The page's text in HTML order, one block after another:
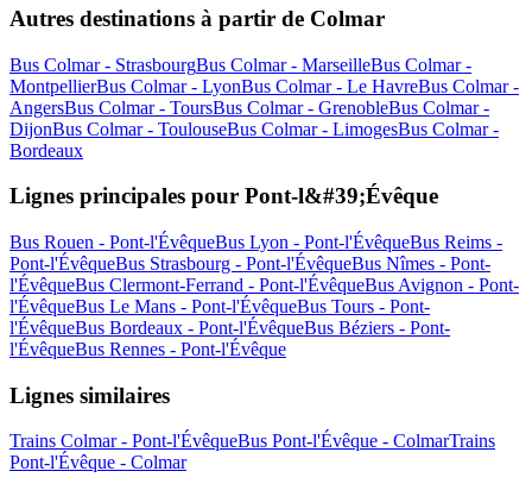
Autres destinations à partir de Colmar
Bus Colmar - StrasbourgBus Colmar - MarseilleBus Colmar -
MontpellierBus Colmar - LyonBus Colmar - Le HavreBus Colmar -
AngersBus Colmar - ToursBus Colmar - GrenobleBus Colmar -
DijonBus Colmar - ToulouseBus Colmar - LimogesBus Colmar -
Bordeaux
Lignes principales pour Pont-l&#39;Évêque
Bus Rouen - Pont-l'ÉvêqueBus Lyon - Pont-l'ÉvêqueBus Reims -
Pont-l'ÉvêqueBus Strasbourg - Pont-l'ÉvêqueBus Nîmes - Pont-
l'ÉvêqueBus Clermont-Ferrand - Pont-l'ÉvêqueBus Avignon - Pont-
l'ÉvêqueBus Le Mans - Pont-l'ÉvêqueBus Tours - Pont-
l'ÉvêqueBus Bordeaux - Pont-l'ÉvêqueBus Béziers - Pont-
l'ÉvêqueBus Rennes - Pont-l'Évêque
Lignes similaires
Trains Colmar - Pont-l'ÉvêqueBus Pont-l'Évêque - ColmarTrains
Pont-l'Évêque - Colmar